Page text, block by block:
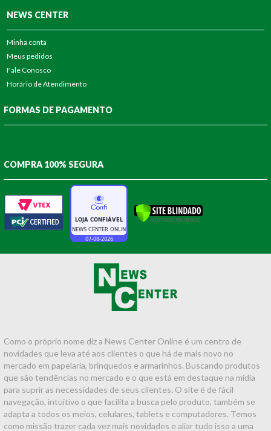
NEWS CENTER
Minha conta
Meus pedidos
Fale Conosco
Horário de Atendimento
FORMAS DE PAGAMENTO
COMPRA 100% SEGURA
Como o próprio nome diz a News Center Online é um centro de
novidades que leva até aos clientes o que há de mais novo no
mercado em papelaria, brinquedos e armarinhos. Buscando produtos
que são tendências no mercado e o que está em destaque na mídia
para suprir as necessidades de seus clientes. O site é de fácil
navegação, intuitivo o que facilita a busca pelo produto, também se
adapta a todos os meios, celulares, tablets e computadores. Temos
como missão trazer cada vez mais novidades e aliar tudo isso a uma